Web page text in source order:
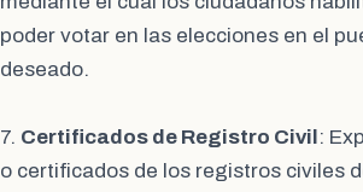
poder votar en las elecciones en el
deseado.
7. Certificados de Registro Civil :
o certificados de los registros civiles